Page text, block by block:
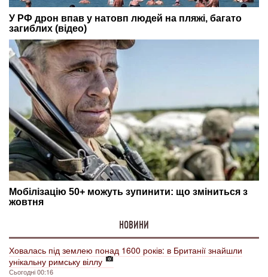
НОВИНИ
Ховалась під землею понад 1600 років: в Британії знайшли
унікальну римську віллу
Сьогодні 00:16